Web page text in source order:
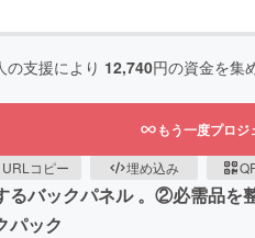
の支援により 12,740円の資金を集
もう一度プロ
URLコピー 埋め込み
バックパネル 。②必需品
パック